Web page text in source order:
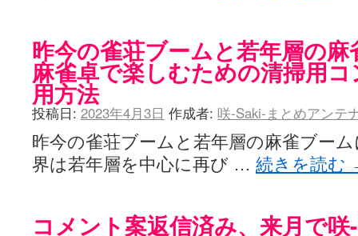
咲-Saki- | にゅいのって / 咲-Saki-臨時アンテナ (11:50)
咲-Saki-ブログ！～麻雀下手でも咲が好き～ / ブログ名変更のお知らせ
嶺上航路 / ドラフト前日なので中日ドラゴンズのドラフト指名を予想
音を奏でて花が咲く - 咲-Saki- / 浩子「…あっ分かった 恐らくそうい
一萬人の麓路() - 咲-Saki- / 咲-Saki- 第193局[竜王] ドラゴンの王とパク
紺フェス - 咲-Saki- / 【越谷SS】とろけそうな日 (15:31)
ユズポニッキ - 咲-Saki- / ☆ #咲実写 ☆告知☆オンライン上映会☆ 阿
ああ、あの牌？ - 咲-Saki- / シノハユ菰沢中関連(江津・大田)の登場舞
ばるのまーじゃん日和 - 咲-saki- / クリスマス！！そして…
(10:28)
咲めも！ / ニワチョコ、尊い。 (04:23)
昨今の雀荘ブームと若年層の
麻雀卓で楽しむための清掃用
用方法
投稿日: 2023年4月3日 作成者: 咲-Saki-まとめアンテ
昨今の雀荘ブームと若年層の麻雀ブー
界は若年層を中心に再び … 続きを読む
コメント案返信済み、来月で